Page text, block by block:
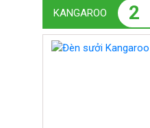
KANGAROO 2